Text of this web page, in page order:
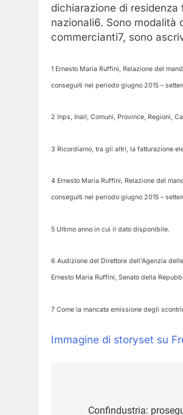
dichiarazione di residenza
nazionali6. Sono modalità
commercianti7, sono
1 Ernesto Maria Ruffini, Relazione del
conseguiti nel periodo giugno 2015 –
2 Inps, Inail, Comuni, Province, Regioni,
3 Ricordiamo, tra gli altri, la fatturazione
4 Ernesto Maria Ruffini, Relazione del
conseguiti nel periodo giugno 2015 –
5 Ultimo anno in cui il dato disponibile.
6 Audizione del Direttore dell’Agenzia
Ernesto Maria Ruffini, Senato della
7 Come la mancata emissione degli
Immagine di storyset su
Confindustria: